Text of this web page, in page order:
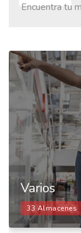
Encuentra tu
Varios
33 Almacenes